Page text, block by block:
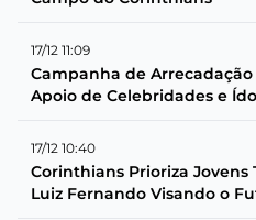
17/12 11:09
Campanha de
Apoio de Celebridades e
17/12 10:40
Corinthians Prioriza Jovens
Luiz Fernando Visando o